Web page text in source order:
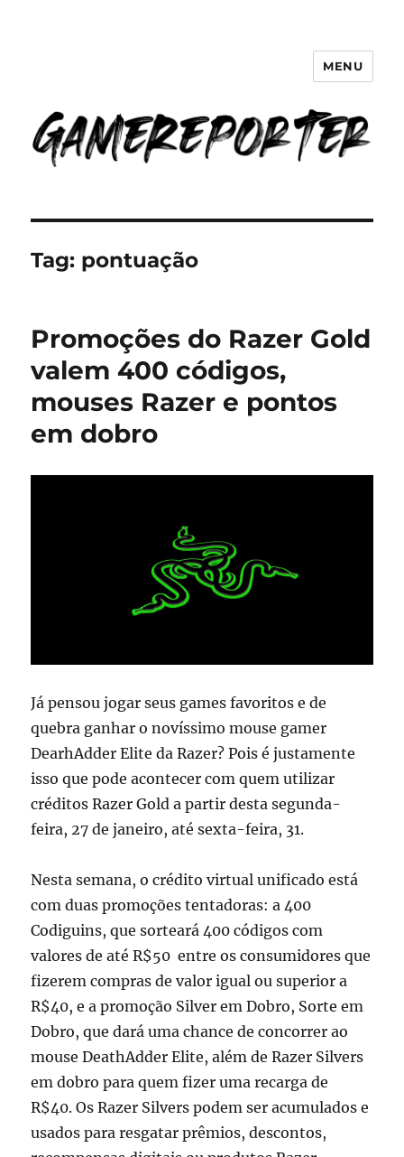
GameReporter | Cultura Gamer
MENU
Tag: pontuação
Promoções do Razer Gold
valem 400 códigos,
mouses Razer e pontos
em dobro
Já pensou jogar seus games favoritos e de
quebra ganhar o novíssimo mouse gamer
DearhAdder Elite da Razer? Pois é justamente
isso que pode acontecer com quem utilizar
créditos Razer Gold a partir desta segunda-
feira, 27 de janeiro, até sexta-feira, 31.
Nesta semana, o crédito virtual unificado está
com duas promoções tentadoras: a 400
Codiguins, que sorteará 400 códigos com
valores de até R$50 entre os consumidores que
fizerem compras de valor igual ou superior a
R$40, e a promoção Silver em Dobro, Sorte em
Dobro, que dará uma chance de concorrer ao
mouse DeathAdder Elite, além de Razer Silvers
em dobro para quem fizer uma recarga de
R$40. Os Razer Silvers podem ser acumulados e
usados para resgatar prêmios, descontos,